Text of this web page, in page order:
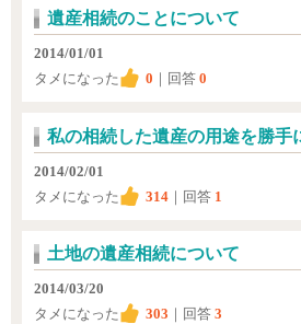
遺産相続のことについて
2014/01/01
タメになった
0 ｜回答 0
私の相続した遺産の用途を勝手
2014/02/01
タメになった
314 ｜回答 1
土地の遺産相続について
2014/03/20
タメになった
303 ｜回答 3